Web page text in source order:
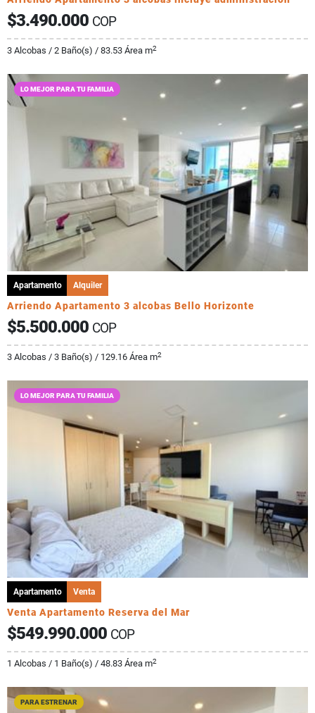
$3.490.000 COP
3 Alcobas / 2 Baño(s) / 83.53 Área m2
LO MEJOR PARA TU FAMILIA
Apartamento Alquiler
Arriendo Apartamento 3 alcobas Bello Horizonte
$5.500.000 COP
3 Alcobas / 3 Baño(s) / 129.16 Área m2
LO MEJOR PARA TU FAMILIA
Apartamento Venta
Venta Apartamento Reserva del Mar
$549.990.000 COP
1 Alcobas / 1 Baño(s) / 48.83 Área m2
PARA ESTRENAR